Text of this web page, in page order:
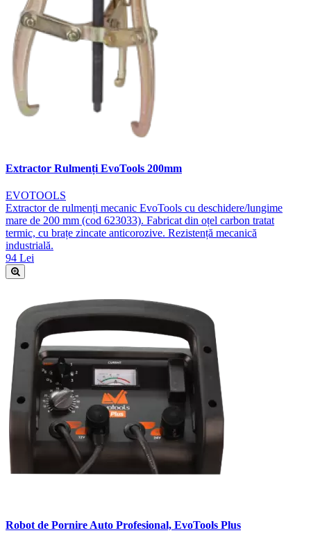
Extractor Rulmenți EvoTools 200mm
EVOTOOLS
Extractor de rulmenți mecanic EvoTools cu deschidere/lungime
mare de 200 mm (cod 623033). Fabricat din oțel carbon tratat
termic, cu brațe zincate anticorozive. Rezistență mecanică
industrială.
94 Lei
Robot de Pornire Auto Profesional, EvoTools Plus